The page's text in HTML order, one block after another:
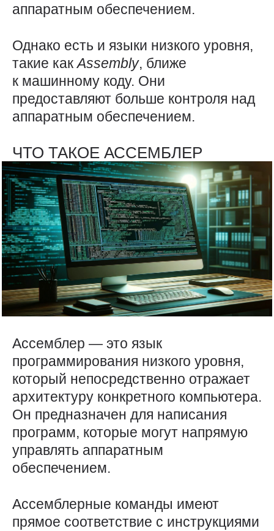
аппаратным обеспечением.
Однако есть и языки низкого уровня,
такие какAssembly, ближе
к машинному коду. Они
предоставляют больше контроля над
аппаратным обеспечением.
ЧТО ТАКОЕ АССЕМБЛЕР
Ассемблер — это язык
программирования низкого уровня,
который непосредственно отражает
архитектуру конкретного компьютера.
Он предназначен для написания
программ, которые могут напрямую
управлять аппаратным
обеспечением.
Ассемблерные команды имеют
прямое соответствие с инструкциями